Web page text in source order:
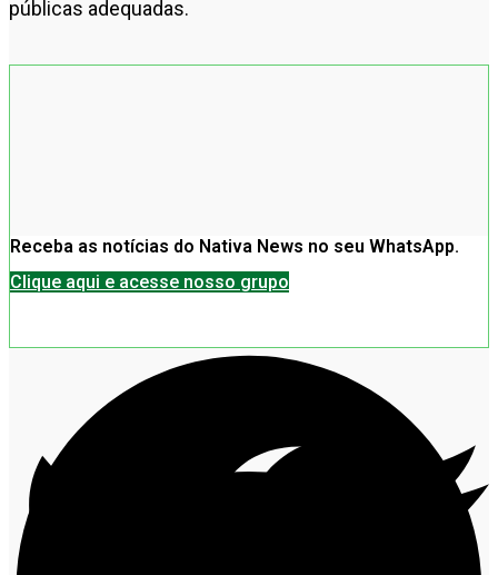
públicas adequadas.
Receba as notícias do Nativa News no seu WhatsApp.
Clique aqui e acesse nosso grupo